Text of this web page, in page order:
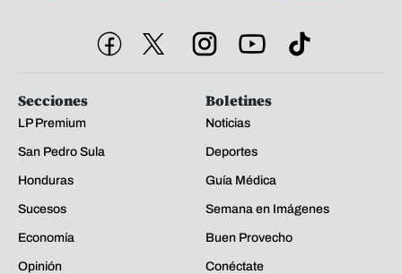
Secciones
LP Premium
San Pedro Sula
Honduras
Sucesos
Economía
Opinión
Boletines
Noticias
Deportes
Guía Médica
Semana en Imágenes
Buen Provecho
Conéctate